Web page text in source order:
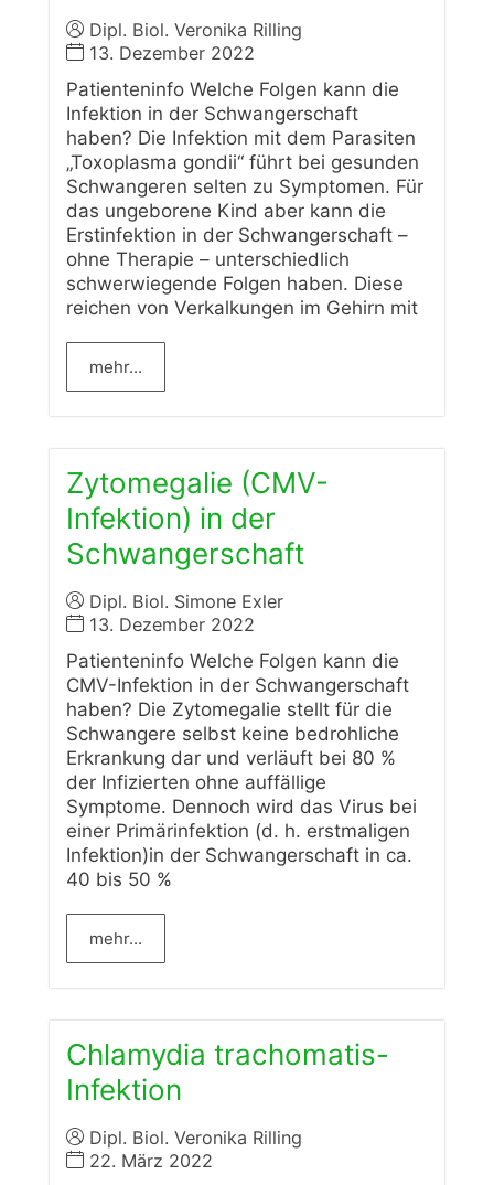
Dipl. Biol. Veronika Rilling
13. Dezember 2022
Patienteninfo Welche Folgen kann die
Infektion in der Schwangerschaft
haben? Die Infektion mit dem Parasiten
„Toxoplasma gondii“ führt bei gesunden
Schwangeren selten zu Symptomen. Für
das ungeborene Kind aber kann die
Erstinfektion in der Schwangerschaft –
ohne Therapie – unterschiedlich
schwerwiegende Folgen haben. Diese
reichen von Verkalkungen im Gehirn mit
mehr...
Zytomegalie (CMV-
Infektion) in der
Schwangerschaft
Dipl. Biol. Simone Exler
13. Dezember 2022
Patienteninfo Welche Folgen kann die
CMV-Infektion in der Schwangerschaft
haben? Die Zytomegalie stellt für die
Schwangere selbst keine bedrohliche
Erkrankung dar und verläuft bei 80 %
der Infizierten ohne auffällige
Symptome. Dennoch wird das Virus bei
einer Primärinfektion (d. h. erstmaligen
Infektion)in der Schwangerschaft in ca.
40 bis 50 %
mehr...
Chlamydia trachomatis-
Infektion
Dipl. Biol. Veronika Rilling
22. März 2022